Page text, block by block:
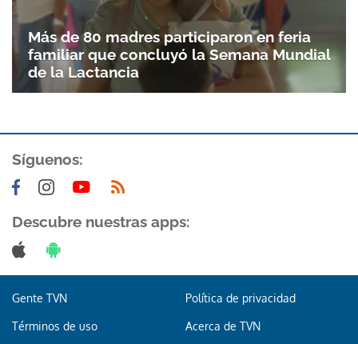
Más de 80 madres participaron en feria
familiar que concluyó la Semana Mundial
de la Lactancia
Síguenos:
Descubre nuestras apps:
Gente TVN Política de privacidad
Términos de uso Acerca de TVN